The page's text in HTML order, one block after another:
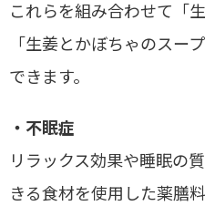
これらを組み合わせて「
「生姜とかぼちゃのスー
できます。
・不眠症
リラックス効果や睡眠の
きる食材を使用した薬膳